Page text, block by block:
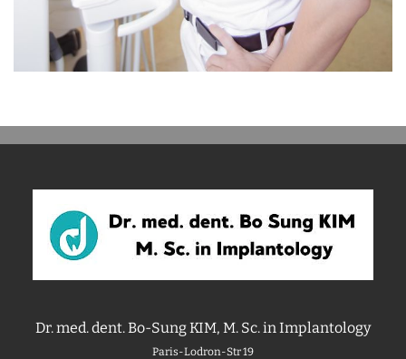
Dr. med. dent. Bo-Sung KIM, M. Sc. in Implantology
Paris-Lodron-Str 19